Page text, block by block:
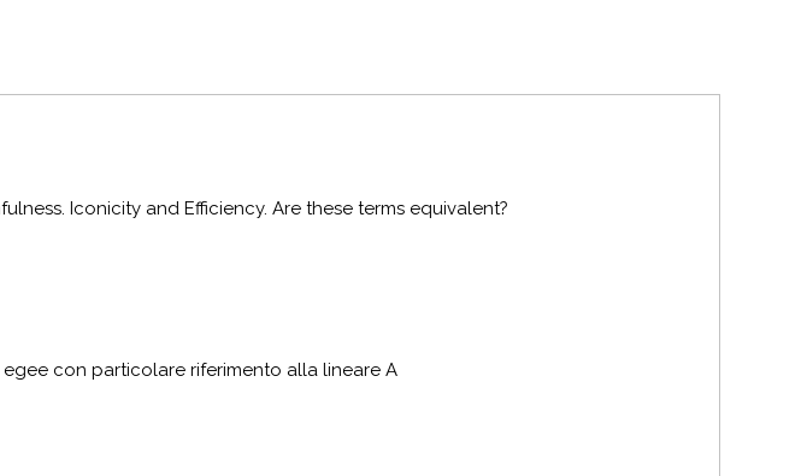
Iconicity and Efficiency. Are these terms equivalent?
con particolare riferimento alla lineare A